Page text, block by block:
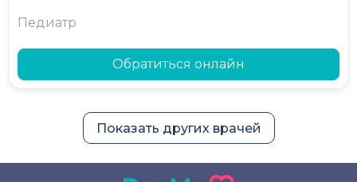
Педиатр
Обратиться онлайн
Показать других врачей